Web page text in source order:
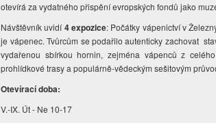
otevírá za vydatného přispění evropských fondů jako
Návštěvník uvidí4 expozice: Počátky vápenictví v
je vápenec. Tvůrcům se podařilo autenticky zachovat
vydařenou sbírkou hornin, zejména vápenců z
prohlídkové trasy a populárně-vědeckým sešitovým
Otevírací doba:
V.-IX. Út - Ne 10-17